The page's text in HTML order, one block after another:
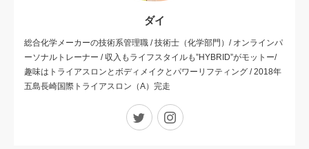
ダイ
総合化学メーカーの技術系管理職 / 技術士（化学部門）/ オンラインパ
ーソナルトレーナー / 収入もライフスタイルも”HYBRID”がモットー/
趣味はトライアスロンとボディメイクとパワーリフティング / 2018年
五島長崎国際トライアスロン（A）完走
Twitter Instagram